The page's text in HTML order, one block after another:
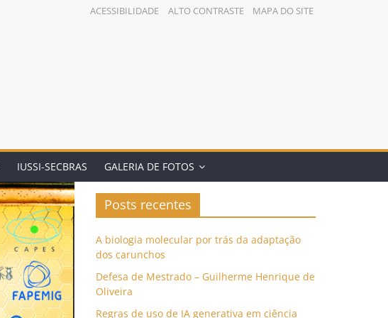
ACESSIBILIDADE ALTO CONTRASTE MAPA DO SITE
IUSSI-SECBRAS GALERIA DE FOTOS
Posts recentes
A biologia molecular por trás da adaptação
dos carunchos
Defesa de Mestrado – Guilherme Henrique de
Oliveira
Regras de uso de IA generativa em ciência